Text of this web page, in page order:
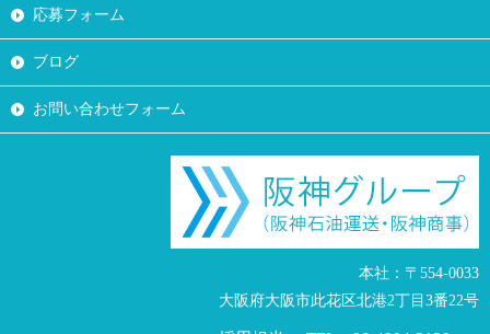
応募フォーム
ブログ
お問い合わせフォーム
本社：〒554-0033
大阪府大阪市此花区北港2丁目3番22号